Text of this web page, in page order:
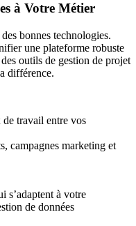
à Votre Métier
bonnes technologies.
une plateforme robuste
outils de gestion de projet
différence.
travail entre vos
campagnes marketing et
s’adaptent à votre
de données